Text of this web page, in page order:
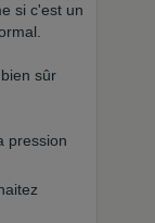
si c'est un
sûr
pression